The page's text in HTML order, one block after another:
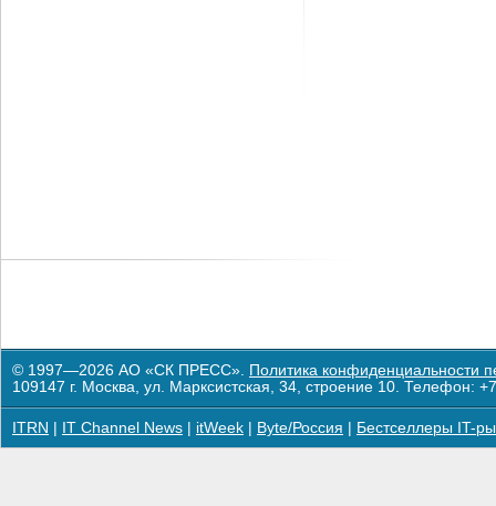
© 1997—2026 АО «СК ПРЕСС». Политика конфиденциальности
109147 г. Москва, ул. Марксистская, 34, строение 10. Телефон:
ITRN IT Channel News itWeek Byte/Россия Бестселлеры IT-